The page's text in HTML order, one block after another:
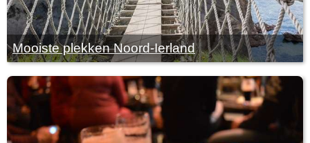
Mooiste plekken Noord-Ierland